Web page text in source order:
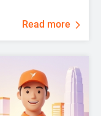
Read more